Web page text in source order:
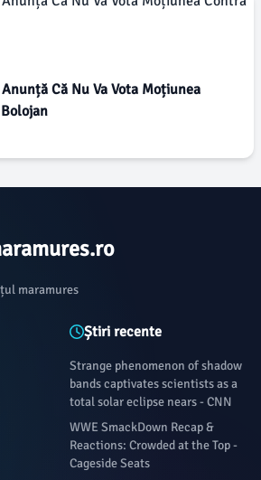
Că Nu Va Vota Moțiunea
maramures
Știri recente
Strange phenomenon of shadow
bands captivates scientists as a
total solar eclipse nears - CNN
WWE SmackDown Recap &
Reactions: Crowded at the Top -
Cageside Seats